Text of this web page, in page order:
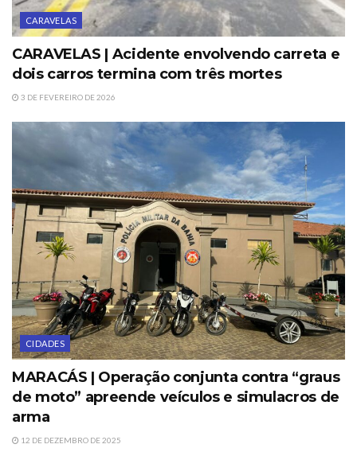
CARAVELAS
CARAVELAS | Acidente envolvendo carreta e
dois carros termina com três mortes
3 DE FEVEREIRO DE 2026
CIDADES
MARACÁS | Operação conjunta contra “graus
de moto” apreende veículos e simulacros de
arma
12 DE DEZEMBRO DE 2025